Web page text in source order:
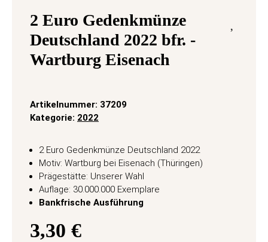
2 Euro Gedenkmünze
Deutschland 2022 bfr. -
Wartburg Eisenach
Artikelnummer: 37209
Kategorie: 2022
2 Euro Gedenkmünze Deutschland 2022
Motiv: Wartburg bei Eisenach (Thüringen)
Prägestätte: Unserer Wahl
Auflage: 30.000.000 Exemplare
Bankfrische Ausführung
3,30 €